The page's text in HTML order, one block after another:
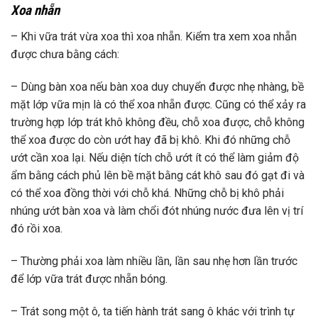
Xoa nhẵn
– Khi vữa trát vừa xoa thì xoa nhẵn. Kiểm tra xem xoa nhẵn
được chưa bằng cách:
– Dùng bàn xoa nếu bàn xoa duy chuyển được nhẹ nhàng, bề
mặt lớp vữa mịn là có thể xoa nhẵn được. Cũng có thể xảy ra
trường hợp lớp trát khô không đều, chỗ xoa được, chỗ không
thể xoa được do còn ướt hay đã bị khô. Khi đó những chỗ
ướt cần xoa lại. Nếu diện tích chỗ ướt ít có thể làm giảm độ
ẩm bằng cách phủ lên bề mặt bằng cát khô sau đó gạt đi và
có thể xoa đồng thời với chỗ khá. Những chỗ bị khô phải
nhúng ướt bàn xoa và làm chổi đót nhúng nước đưa lên vị trí
đó rồi xoa.
– Thường phải xoa làm nhiều lần, lần sau nhẹ hơn lần trước
để lớp vữa trát được nhẵn bóng.
– Trát song một ô, ta tiến hành trát sang ô khác với trình tự